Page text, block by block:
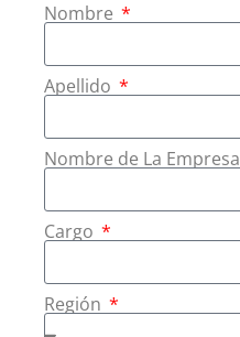
Nombre
Apellido
Nombre de La Empresa
Cargo
Región